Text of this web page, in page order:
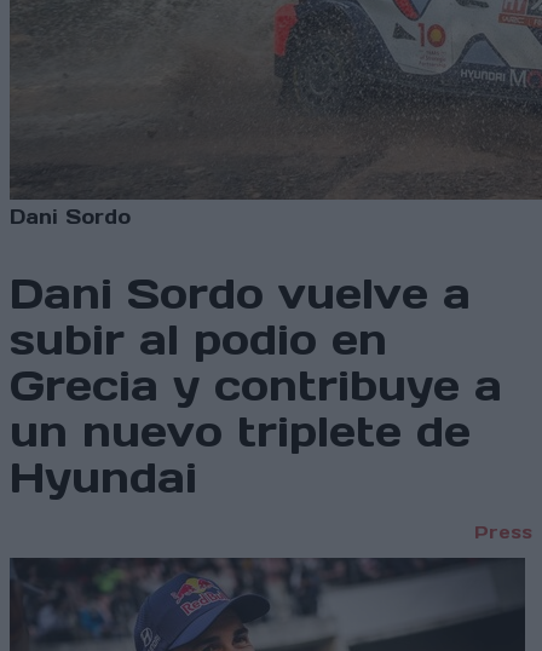
Dani Sordo
Dani Sordo vuelve a
subir al podio en
Grecia y contribuye a
un nuevo triplete de
Hyundai
Press